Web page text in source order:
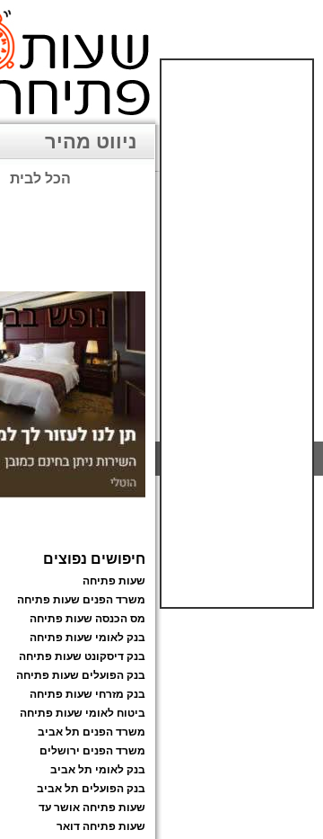
ניווט מהיר
הכל לבית
חיפושים נפוצים
שעות פתיחה
משרד הפנים שעות פתיחה
מס הכנסה שעות פתיחה
בנק לאומי שעות פתיחה
בנק דיסקונט שעות פתיחה
בנק הפועלים שעות פתיחה
בנק מזרחי שעות פתיחה
ביטוח לאומי שעות פתיחה
משרד הפנים תל אביב
משרד הפנים ירושלים
בנק לאומי תל אביב
בנק הפועלים תל אביב
שעות פתיחה אושר עד
שעות פתיחה דואר